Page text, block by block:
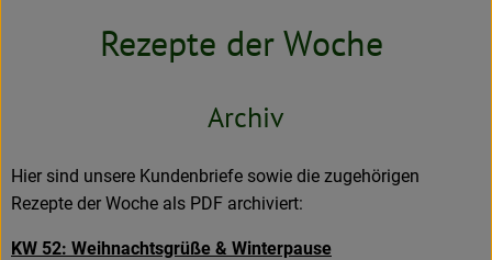
Bio-Kochboxen
Rezepte der Woche
Archiv
Hier sind unsere Kundenbriefe sowie die zugehörigen
Rezepte der Woche als PDF archiviert:
KW 52: Weihnachtsgrüße & Winterpause